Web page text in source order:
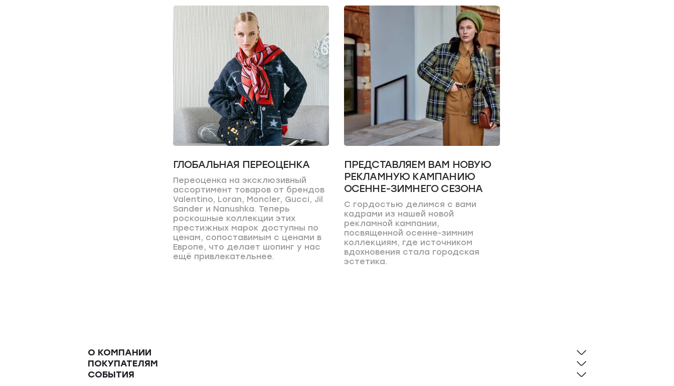
ГЛОБАЛЬНАЯ ПЕРЕОЦЕНКА
Переоценка на эксклюзивный
ассортимент товаров от брендов
Valentino, Loran, Moncler, Gucci, Jil
Sander и Nanushka. Теперь
роскошные коллекции этих
престижных марок доступны по
ценам, сопоставимым с ценами в
Европе, что делает шопинг у нас
ещё привлекательнее.
ПРЕДСТАВЛЯЕМ ВАМ НОВУЮ
РЕКЛАМНУЮ КАМПАНИЮ
ОСЕННЕ-ЗИМНЕГО СЕЗОНА
С гордостью делимся с вами
кадрами из нашей новой
рекламной кампании,
посвященной осенне-зимним
коллекциям, где источником
вдохновения стала городская
эстетика.
О КОМПАНИИ
ПОКУПАТЕЛЯМ
СОБЫТИЯ